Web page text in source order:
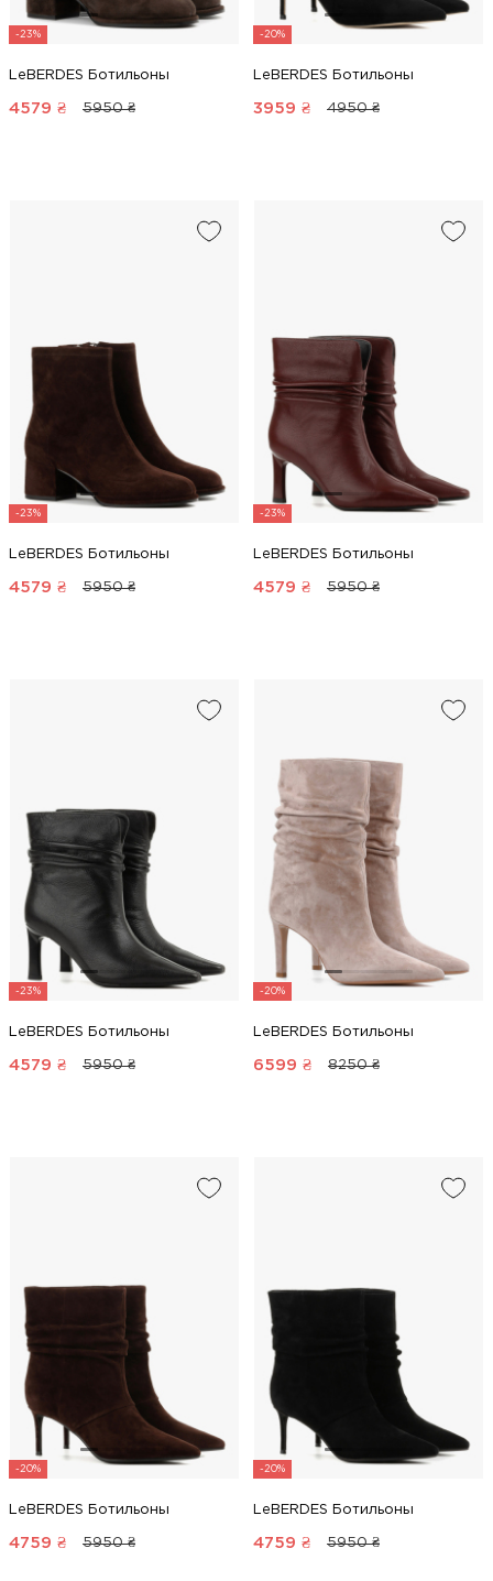
-23%
LeBERDES Ботильоны
4579 ₴ 5950 ₴
-20%
LeBERDES Ботильоны
3959 ₴ 4950 ₴
-23%
LeBERDES Ботильоны
4579 ₴ 5950 ₴
-23%
LeBERDES Ботильоны
4579 ₴ 5950 ₴
-23%
LeBERDES Ботильоны
4579 ₴ 5950 ₴
-20%
LeBERDES Ботильоны
6599 ₴ 8250 ₴
-20%
LeBERDES Ботильоны
4759 ₴ 5950 ₴
-20%
LeBERDES Ботильоны
4759 ₴ 5950 ₴